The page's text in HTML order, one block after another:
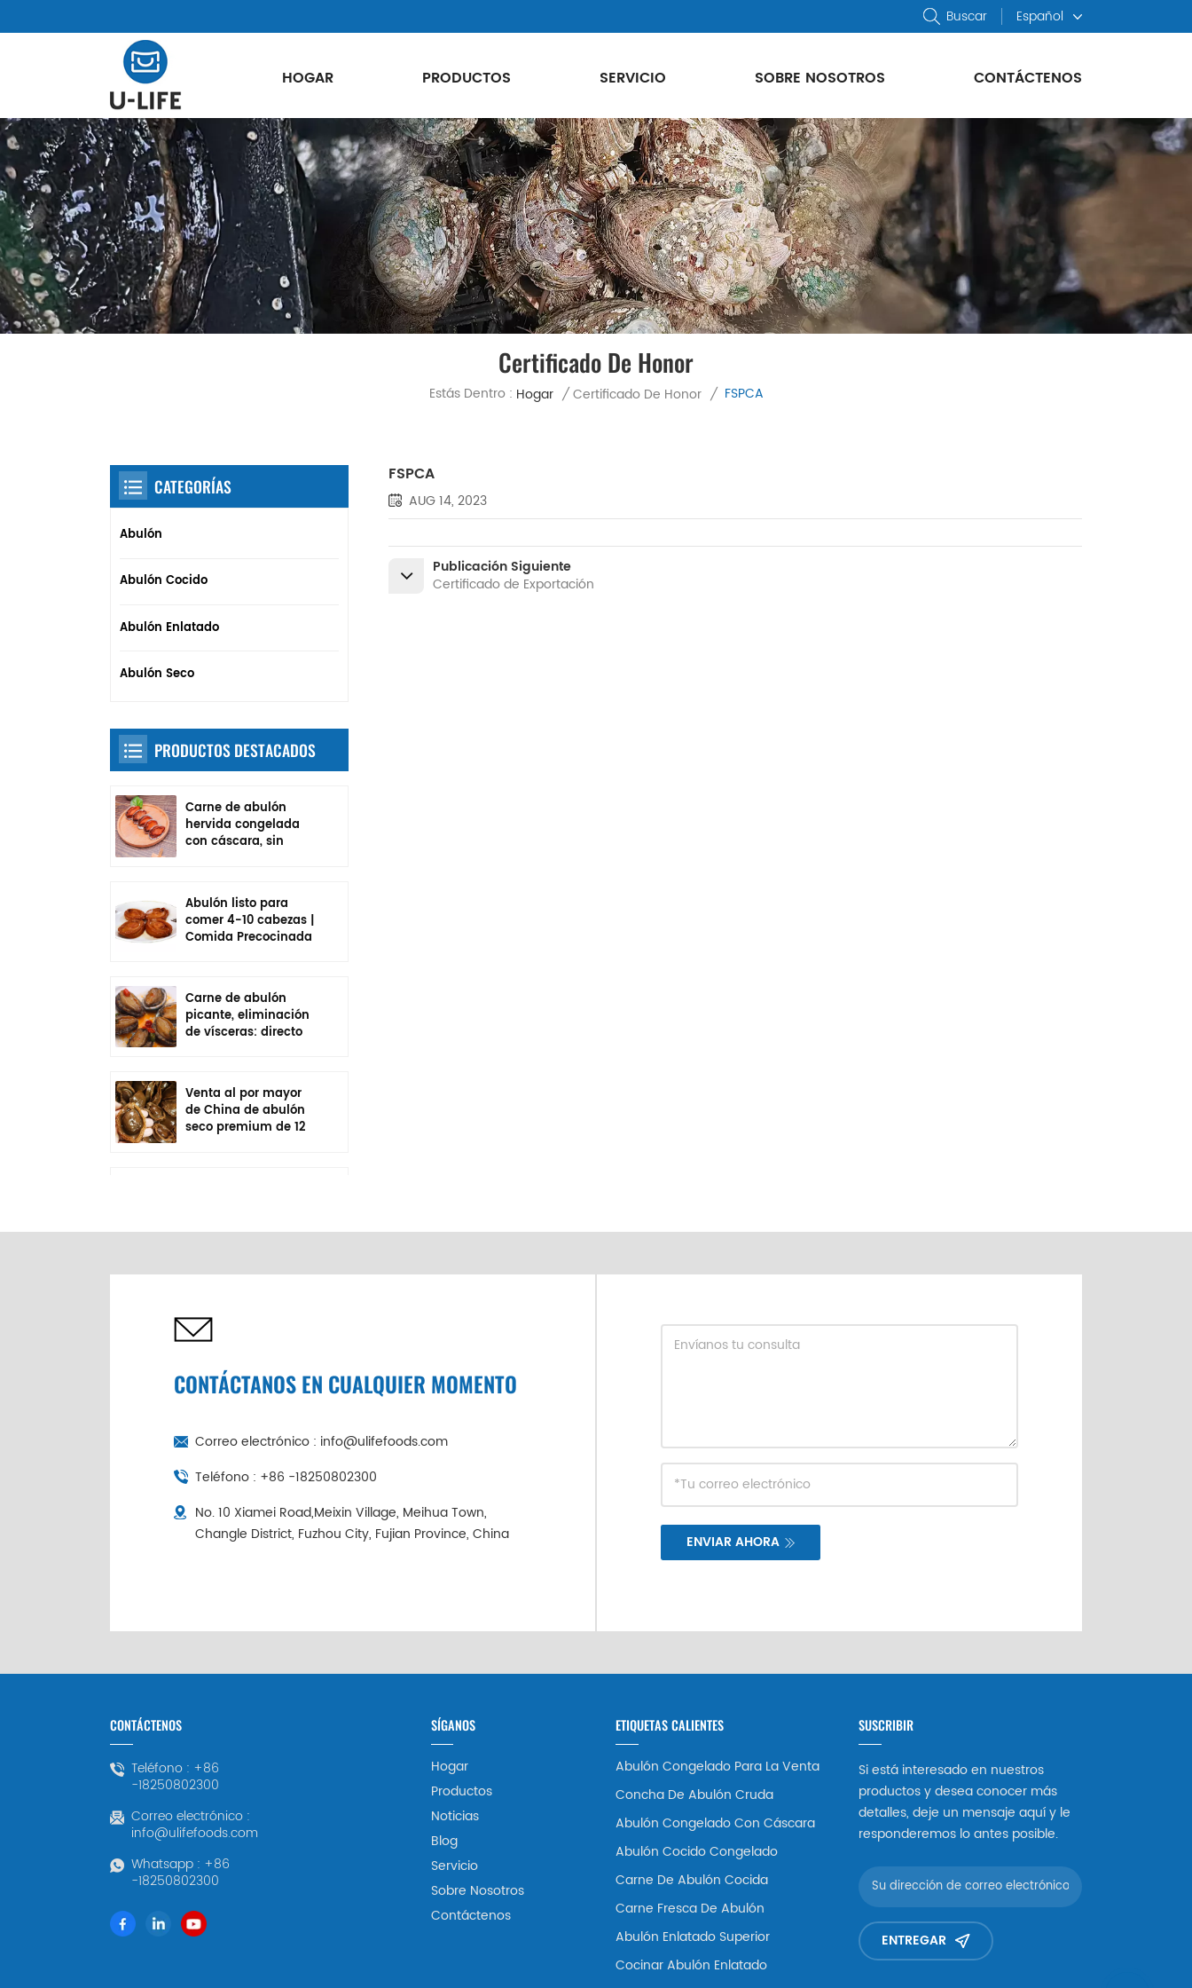
Español
Buscar
HOGAR PRODUCTOS SERVICIO SOBRE NOSOTROS CONTÁCTENOS
Certificado De Honor
Estás Dentro : Hogar / Certificado De Honor / FSPCA
FSPCA
AUG 14, 2023
Publicación Siguiente
Certificado de Exportación
CATEGORÍAS
Abulón
Abulón Cocido
Abulón Enlatado
Abulón Seco
PRODUCTOS DESTACADOS
Carne de abulón
hervida congelada
con cáscara, sin
Abulón listo para
comer 4-10 cabezas |
Comida Precocinada
Carne de abulón
picante, eliminación
de vísceras: directo
Venta al por mayor
de China de abulón
seco premium de 12
individualmente
CONTÁCTANOS EN CUALQUIER MOMENTO
Correo electrónico : info@ulifefoods.com
Teléfono : +86 -18250802300
No. 10 Xiamei Road,Meixin Village, Meihua Town,
Changle District, Fuzhou City, Fujian Province, China
ENVIAR AHORA
CONTÁCTENOS
Teléfono : +86
-18250802300
Correo electrónico :
info@ulifefoods.com
Whatsapp : +86
-18250802300
SÍGANOS
Hogar
Productos
Noticias
Blog
Servicio
Sobre Nosotros
Contáctenos
ETIQUETAS CALIENTES
Abulón Congelado Para La Venta
Concha De Abulón Cruda
Abulón Congelado Con Cáscara
Abulón Cocido Congelado
Carne De Abulón Cocida
Carne Fresca De Abulón
Abulón Enlatado Superior
Cocinar Abulón Enlatado
SUSCRIBIR
Si está interesado en nuestros
productos y desea conocer más
detalles, deje un mensaje aquí y le
responderemos lo antes posible.
ENTREGAR